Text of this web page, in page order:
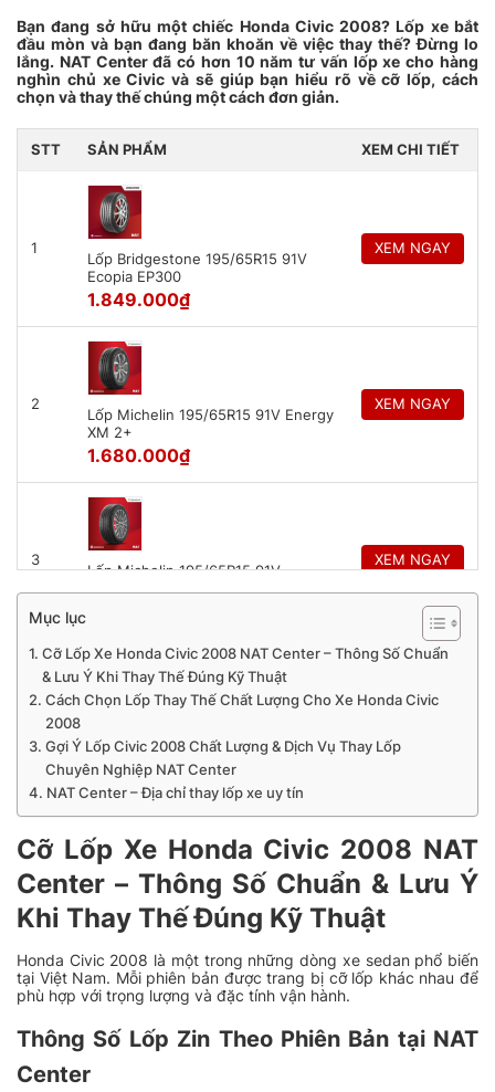
Bạn đang sở hữu một chiếc Honda Civic 2008? Lốp xe bắt
đầu mòn và bạn đang băn khoăn về việc thay thế? Đừng lo
lắng. NAT Center đã có hơn 10 năm tư vấn lốp xe cho hàng
nghìn chủ xe Civic và sẽ giúp bạn hiểu rõ về cỡ lốp, cách
chọn và thay thế chúng một cách đơn giản.
STT SẢN PHẨM XEM CHI TIẾT
1
Lốp Bridgestone 195/65R15 91V
Ecopia EP300
1.849.000₫
XEM NGAY
2
Lốp Michelin 195/65R15 91V Energy
XM 2+
1.680.000₫
XEM NGAY
3
Lốp Michelin 195/65R15 91V
Primacy 4 ST
XEM NGAY
EP150
2.190.000₫
5
Lốp Kumho 205/55R16 Ecowing
1.090.000₫
XEM NGAY
6
Lốp Michelin 205/55R16 91V
Energy XM2+
2.164.000
XEM NGAY
Mục lục
Cỡ Lốp Xe Honda Civic 2008 NAT Center – Thông Số Chuẩn
& Lưu Ý Khi Thay Thế Đúng Kỹ Thuật
Cách Chọn Lốp Thay Thế Chất Lượng Cho Xe Honda Civic
2008
Gợi Ý Lốp Civic 2008 Chất Lượng & Dịch Vụ Thay Lốp
Chuyên Nghiệp NAT Center
NAT Center – Địa chỉ thay lốp xe uy tín
Cỡ Lốp Xe Honda Civic 2008 NAT
Center – Thông Số Chuẩn & Lưu Ý
Khi Thay Thế Đúng Kỹ Thuật
Honda Civic 2008 là một trong những dòng xe sedan phổ biến
tại Việt Nam. Mỗi phiên bản được trang bị cỡ lốp khác nhau để
phù hợp với trọng lượng và đặc tính vận hành.
Thông Số Lốp Zin Theo Phiên Bản tại NAT
Center